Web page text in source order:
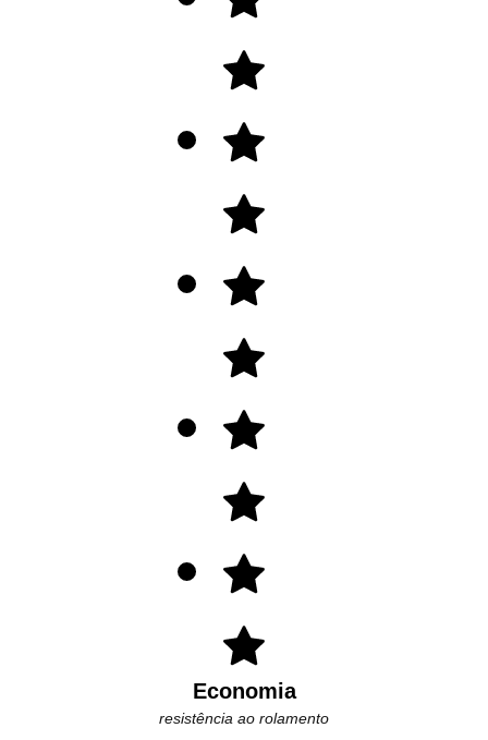
Economia
resistência ao rolamento